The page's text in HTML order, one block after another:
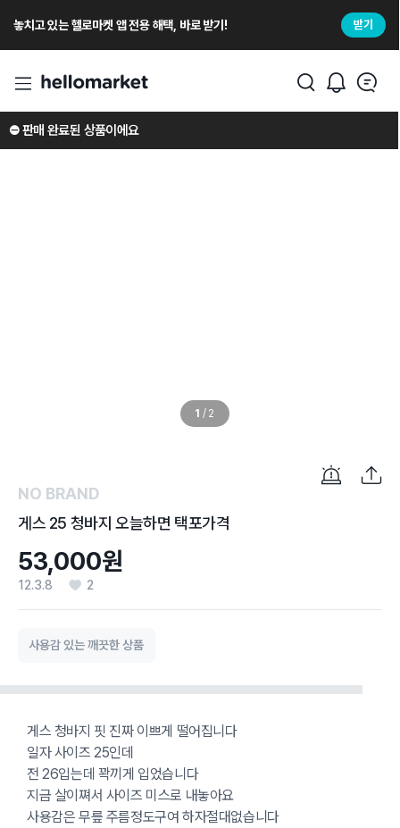
놓치고 있는 헬로마켓 앱 전용 해택, 바로 받기! 받기
1 / 2
⛔️ 판매 완료된 상품이에요
NO BRAND
게스 25 청바지 오늘하면 택포가격
53,000원
12.3.8 2
사용감 있는 깨끗한 상품
게스 청바지 핏 진짜 이쁘게 떨어집니다
일자 사이즈 25인데
전 26입는데 꽉끼게 입었습니다
지금 살이쪄서 사이즈 미스로 내놓아요
사용감은 무릎 주름정도구여 하자절대없습니다